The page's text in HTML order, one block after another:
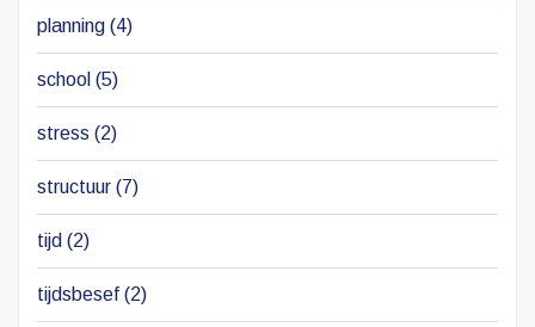
planning (4)
school (5)
stress (2)
structuur (7)
tijd (2)
tijdsbesef (2)